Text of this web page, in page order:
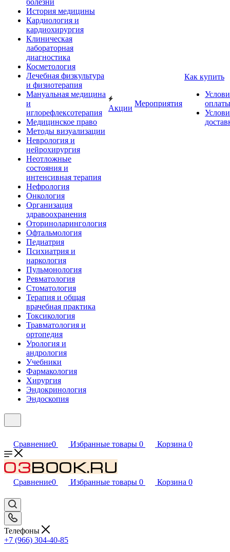
болезни
История медицины
Кардиология и
кардиохирургия
Клиническая
лабораторная
диагностика
Косметология
Лечебная физкультура
и физиотерапия
Мануальная медицина
и
иглорефлексотерапия
Медицинское право
Методы визуализации
Неврология и
нейрохирургия
Неотложные
состояния и
интенсивная терапия
Нефрология
Онкология
Организация
здравоохранения
Оториноларингология
Офтальмология
Педиатрия
Психиатрия и
наркология
Пульмонология
Ревматология
Стоматология
Терапия и общая
врачебная практика
Токсикология
Травматология и
ортопедия
Урология и
андрология
Учебники
Фармакология
Хирургия
Эндокринология
Эндоскопия
Акции
Мероприятия
Как купить
оплаты
Сравнение0 Избранные товары 0 Корзина 0
Сравнение0 Избранные товары 0 Корзина 0
Телефоны
+7 (966) 304-40-85